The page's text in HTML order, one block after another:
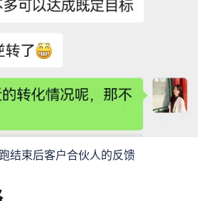
结束后客户合伙人的反馈